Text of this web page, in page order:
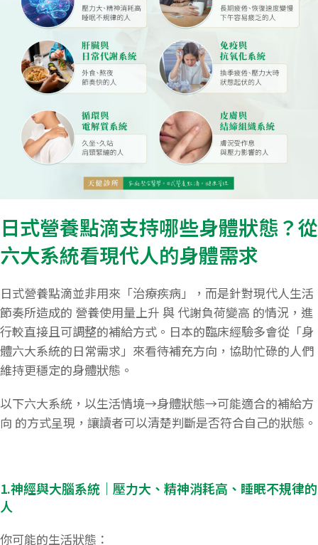
日式營養點滴支持哪些身體狀態？從
六大系統看現代人的身體需求
日式營養點滴並非用來「治療疾病」，而是針對現代人生活
節奏所造成的 營養使用量上升 與 代謝負荷變高 的情況，進
行較直接且可調整的補給方式。日本的臨床經驗多會從「身
體六大系統的日常需求」來看待補充方向，協助忙碌的人們
維持更穩定的身體狀態。
以下六大系統，以生活情境→身體狀態→可能適合的補給方
向 的方式呈現，讓讀者可以清楚判斷是否符合自己的狀態。
​1.神經與大腦系統｜壓力大、精神消耗高、睡眠不規律的
人
你可能的生活狀態：